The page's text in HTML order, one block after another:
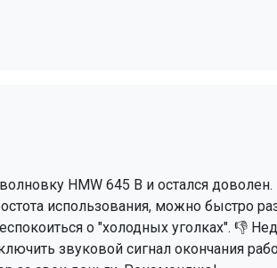
HMW 645 B и остался
использования, можно быстро
о "холодных уголках". 👎
звуковой сигнал окончания